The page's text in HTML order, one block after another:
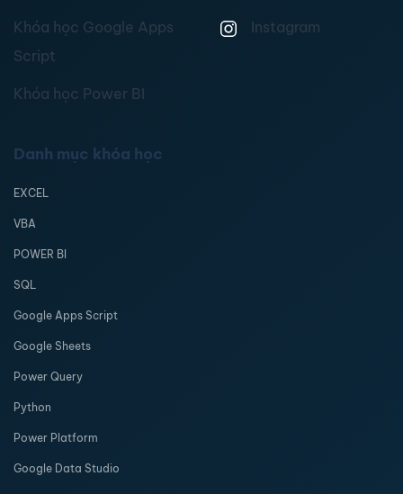
Khóa học Google Apps
Script
Khóa học Power BI
Instagram
Danh mục khóa học
EXCEL
VBA
POWER BI
SQL
Google Apps Script
Google Sheets
Power Query
Python
Power Platform
Google Data Studio